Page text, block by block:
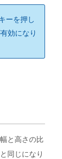
ーを押し
効になり
と高さの比
同じになり